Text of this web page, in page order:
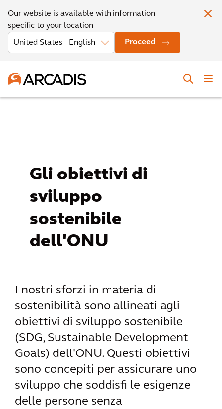
Our website is available with information
specific to your location
Proceed
Gli obiettivi di
sviluppo
sostenibile
dell'ONU
I nostri sforzi in materia di
sostenibilità sono allineati agli
obiettivi di sviluppo sostenibile
(SDG, Sustainable Development
Goals) dell'ONU. Questi obiettivi
sono concepiti per assicurare uno
sviluppo che soddisfi le esigenze
delle persone senza